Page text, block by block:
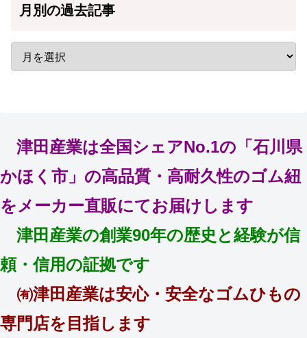
月別の過去記事
津田産業は全国シェアNo.1の「石川県
かほく市」の高品質・高耐久性のゴム紐
をメーカー直販にてお届けします
津田産業の創業90年の歴史と経験が信
頼・信用の証拠です
㈲津田産業は安心・安全なゴムひもの
専門店を目指します